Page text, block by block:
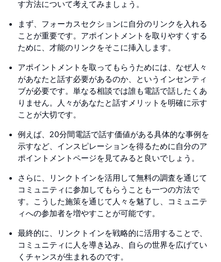
す方法について考えてみましょう。
まず、フォーカスセクションに自分のリンクを入れる
ことが重要です。アポイントメントを取りやすくする
ために、才能のリンクをそこに挿入します。
アポイントメントを取ってもらうためには、なぜ人々
があなたと話す必要があるのか、というインセンティ
ブが必要です。単なる相談では誰も電話で話したくあ
りません。人々があなたと話すメリットを明確に示す
ことが大切です。
例えば、20分間電話で話す価値がある具体的な事例を
示すなど、インスピレーションを得るために自分のア
ポイントメントページを見てみると良いでしょう。
さらに、リンクトインを活用して無料の調査を通じて
コミュニティに参加してもらうことも一つの方法で
す。こうした施策を通じて人々を魅了し、コミュニテ
ィへの参加者を増やすことが可能です。
最終的に、リンクトインを戦略的に活用することで、
コミュニティに人を導き込み、自らの世界を広げてい
くチャンスが生まれるのです。